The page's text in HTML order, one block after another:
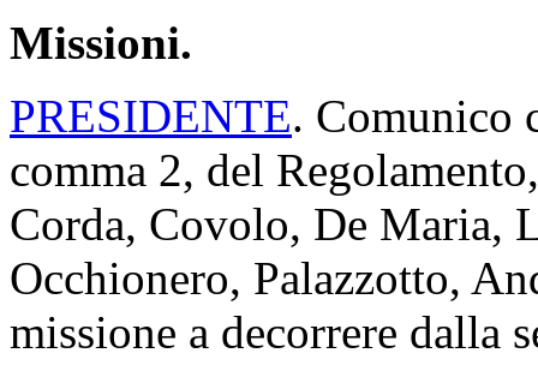
Missioni.
PRESIDENTE. Comunico
comma 2, del
Corda, Covolo, De
Occhionero, Palazzotto,
missione a decorrere dalla